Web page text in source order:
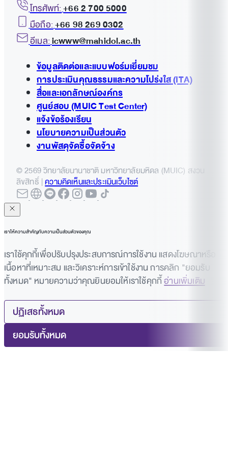
โทรศัพท์:+66 2 700 5000
มือถือ:+66 98 269 0302
อีเมล:icwww@mahidol.ac.th
ข้อมูลติดต่อและแบบฟอร์มเยี่ยมชม
การประเมินคุณธรรมและความโปร่งใส (ITA)
สื่อและเอกลักษณ์องค์กร
ศูนย์สอบ (MUIC Test Center)
แจ้งข้อร้องเรียน
นโยบายความเป็นส่วนตัว
งานพัสดุจัดซื้อจัดจ้าง
© 2569 วิทยาลัยนานาชาติ มหาวิทยาลัยมหิดล (MUIC) สงวน
ลิขสิทธิ์ |ความคิดเห็นและประเมินเว็บไซต์
เราให้ความสำคัญกับความเป็นส่วนตัวของคุณ
เราใช้คุกกี้เพื่อปรับปรุงประสบการณ์การใช้งาน แสดงโฆษณาหรือ
เนื้อหาที่เหมาะสม และวิเคราะห์การเข้าใช้งาน การคลิก "ยอมรับ
ทั้งหมด" หมายความว่าคุณยินยอมให้เราใช้คุกกี้อ่านเพิ่มเติม
ปฏิเสธทั้งหมด
ยอมรับทั้งหมด